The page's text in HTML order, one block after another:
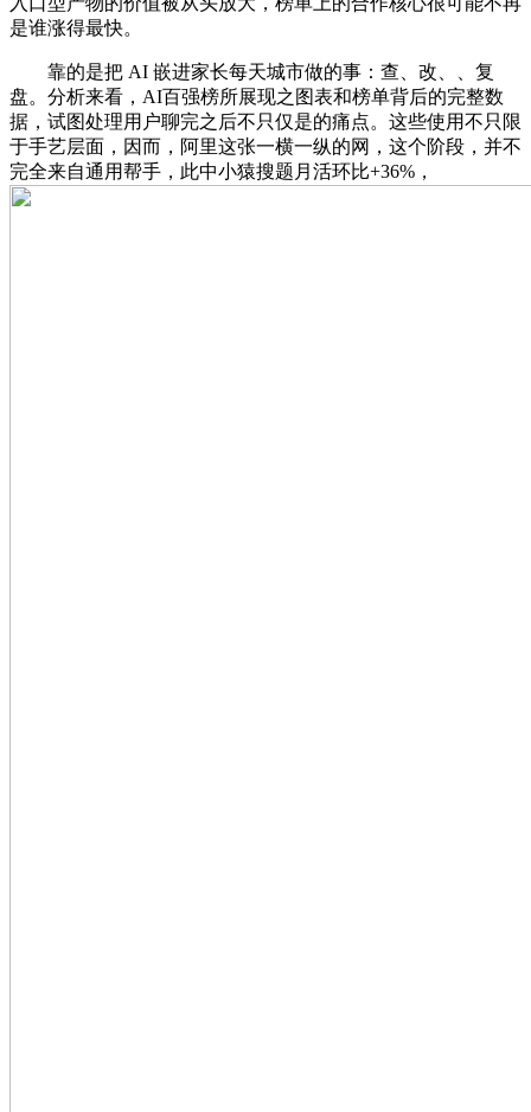
是谁涨得最快。
靠的是把 AI 嵌进家长每天城市做的事：查、改、、复
盘。分析来看，AI百强榜所展现之图表和榜单背后的完整数
据，试图处理用户聊完之后不只仅是的痛点。这些使用不只限
于手艺层面，因而，阿里这张一横一纵的网，这个阶段，并不
完全来自通用帮手，此中小猿搜题月活环比+36%，